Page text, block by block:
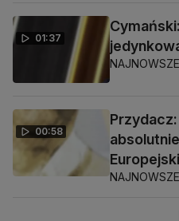
01:37
NAJNOWSZE
00:58
NAJNOWSZE